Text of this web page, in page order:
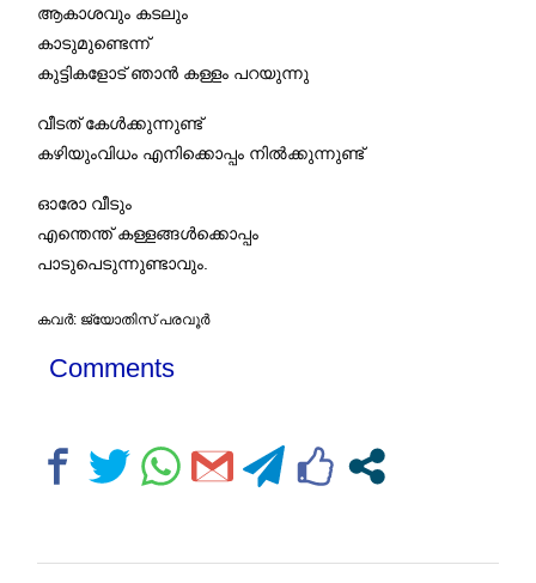
ആകാശവും കടലും
കാടുമുണ്ടെന്ന്
കുട്ടികളോട് ഞാൻ കള്ളം പറയുന്നു
വീടത് കേൾക്കുന്നുണ്ട്
കഴിയുംവിധം എനിക്കൊപ്പം നിൽക്കുന്നുണ്ട്
ഓരോ വീടും
എന്തെന്ത് കള്ളങ്ങൾക്കൊപ്പം
പാടുപെടുന്നുണ്ടാവും.
കവർ: ജ്യോതിസ് പരവൂർ
Comments